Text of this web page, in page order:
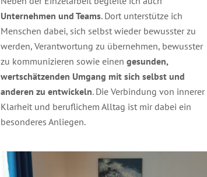
Unternehmen und Teams. Dort unterstütze ich
Menschen dabei, sich selbst wieder bewusster zu
werden, Verantwortung zu übernehmen, bewusster
zu kommunizieren sowie einen gesunden,
wertschätzenden Umgang mit sich selbst und
anderen zu entwickeln. Die Verbindung von innerer
Klarheit und beruflichem Alltag ist mir dabei ein
besonderes Anliegen.